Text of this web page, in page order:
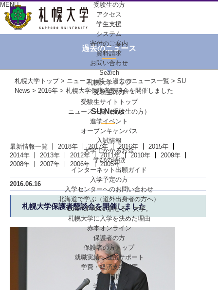
MENU
受験生の方
アクセス
学生支援
システム
寄付のご案内
資料請求
お問い合わせ
Search
札幌大学トップ
受験生の方
受験生サイトトップ
ニュース一覧（受験生の方）
進学イベント
オープンキャンパス
入試情報
大学でかかるお金
学びの特徴
インターネット出願ガイド
入学予定の方
入学センターへのお問い合わせ
北海道で学ぶ （道外出身者の方へ）
Colorful-Voice話せる、大学。
札幌大学に入学を決めた理由
赤本オンライン
保護者の方
保護者の方トップ
就職実績・進路サポート
学費・経済支援制度
選抜制度
学びの特徴
過去のニュース
札幌大学トップ> ニュース一覧>過去のニュース一覧 > SU
News > 2016年 > 札幌大学保護者懇談会を開催しました
SU News
最新情報一覧 2018年 2017年 2016年
2015年
2014年
2013年 2012年 2011年 2010年
2009年
2008年
2007年 2006年 2005年
2016.06.16
札幌大学保護者懇談会を開催しました